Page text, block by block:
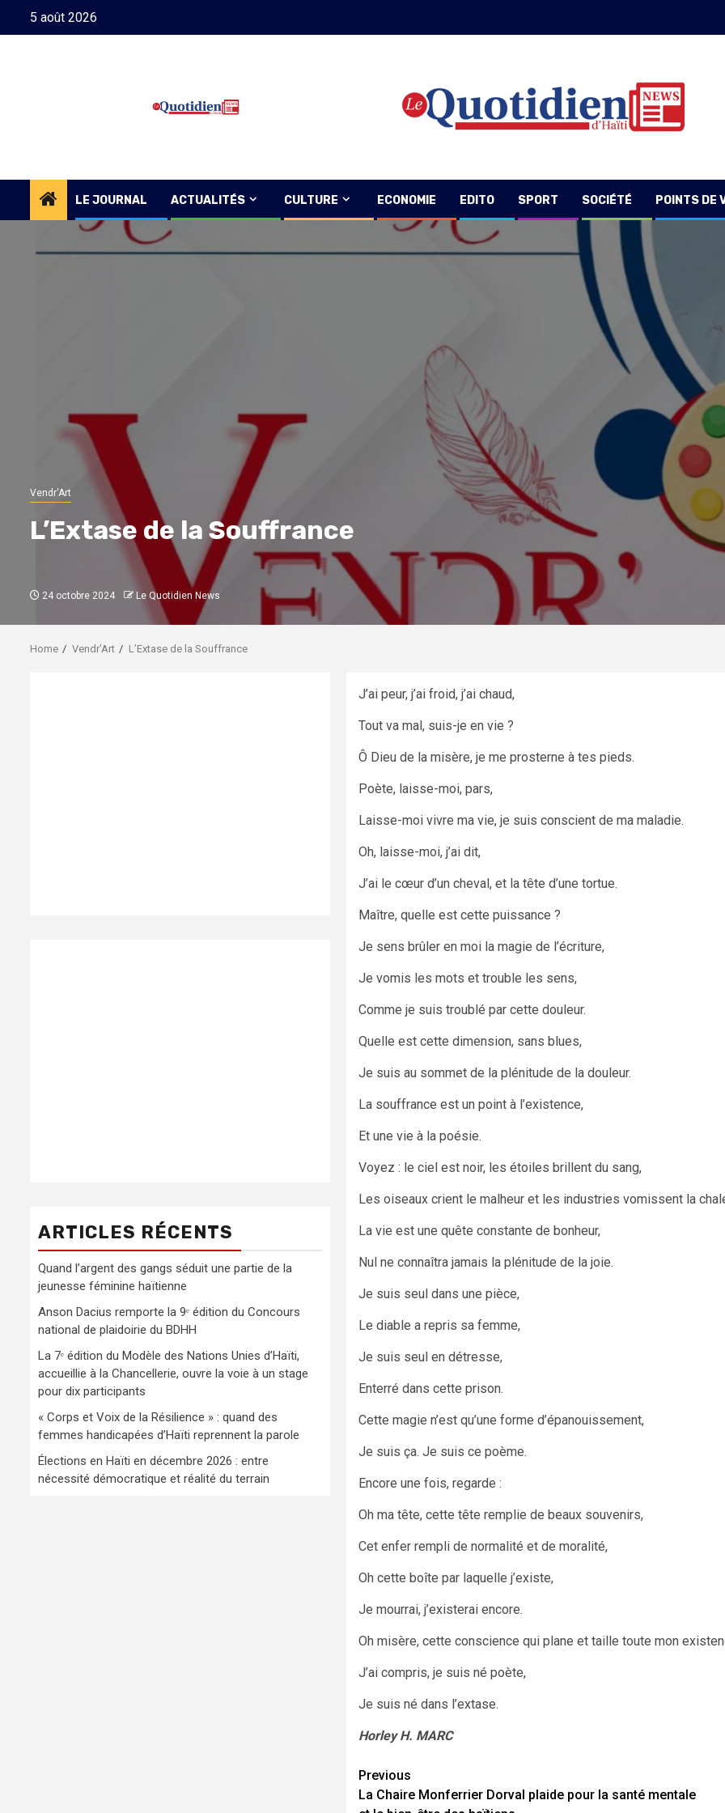
5 août 2026
LE JOURNAL ACTUALITÉS CULTURE ECONOMIE EDITO SPORT SOCIÉTÉ POINTS DE
Vendr'Art
L’Extase de la Souffrance
24 octobre 2024 Le Quotidien News
Home Vendr'Art L’Extase de la Souffrance
J’ai peur, j’ai froid, j’ai chaud,
Tout va mal, suis-je en vie ?
Ô Dieu de la misère, je me prosterne à tes pieds.
Poète, laisse-moi, pars,
Laisse-moi vivre ma vie, je suis conscient de ma maladie.
Oh, laisse-moi, j’ai dit,
J’ai le cœur d’un cheval, et la tête d’une tortue.
Maître, quelle est cette puissance ?
Je sens brûler en moi la magie de l’écriture,
Je vomis les mots et trouble les sens,
Comme je suis troublé par cette douleur.
Quelle est cette dimension, sans blues,
Je suis au sommet de la plénitude de la douleur.
La souffrance est un point à l’existence,
Et une vie à la poésie.
Voyez : le ciel est noir, les étoiles brillent du sang,
Les oiseaux crient le malheur et les industries vomissent la
La vie est une quête constante de bonheur,
Nul ne connaîtra jamais la plénitude de la joie.
Je suis seul dans une pièce,
Le diable a repris sa femme,
Je suis seul en détresse,
Enterré dans cette prison.
Cette magie n’est qu’une forme d’épanouissement,
Je suis ça. Je suis ce poème.
Encore une fois, regarde :
Oh ma tête, cette tête remplie de beaux souvenirs,
Cet enfer rempli de normalité et de moralité,
Oh cette boîte par laquelle j’existe,
Je mourrai, j’existerai encore.
Oh misère, cette conscience qui plane et taille toute mon
J’ai compris, je suis né poète,
Je suis né dans l’extase.
Horley H. MARC
Continue
Reading
Previous
La Chaire Monferrier Dorval plaide pour la santé mentale
ARTICLES RÉCENTS
Quand l’argent des gangs séduit une partie de la
jeunesse féminine haïtienne
Anson Dacius remporte la 9ᵉ édition du Concours
national de plaidoirie du BDHH
La 7ᵉ édition du Modèle des Nations Unies d’Haïti,
accueillie à la Chancellerie, ouvre la voie à un stage
pour dix participants
« Corps et Voix de la Résilience » : quand des
femmes handicapées d’Haïti reprennent la parole
Élections en Haïti en décembre 2026 : entre
nécessité démocratique et réalité du terrain